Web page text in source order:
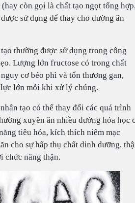
còn gọi là chất tạo ngọt tổng
sử dụng để thay cho đường ăn
thường được sử dụng trong công
Lượng lớn fructose có trong chất
cơ béo phì và tổn thương gan,
lớn mỗi khi xử lý chúng.
tạo có thể thay đổi các quá trình
xuyên ăn nhiều đường hóa học
tiêu hóa, kích thích niêm mạc
cho sự hấp thụ chất dinh dưỡng,
chức năng thận.